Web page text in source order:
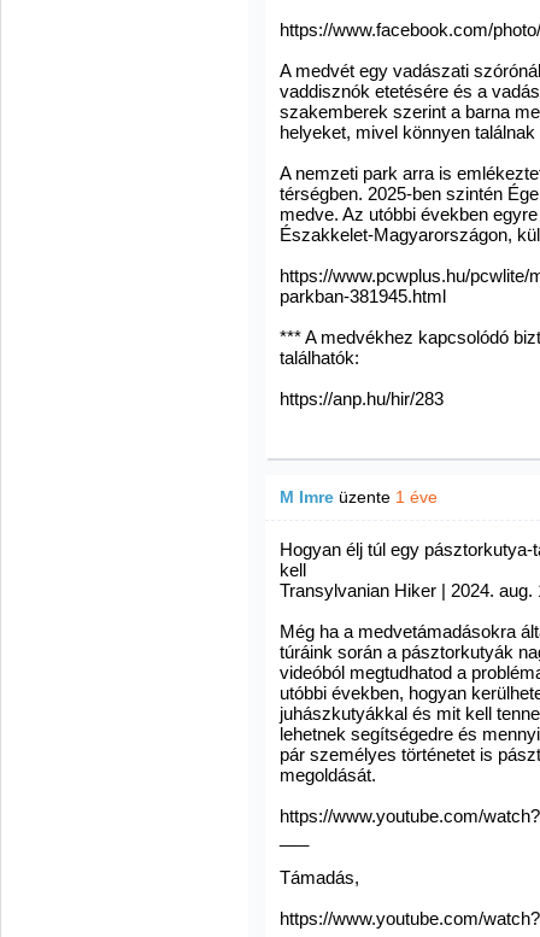
https://www.facebook.com/
A medvét egy vadászati
vaddisznók etetésére és a
szakemberek szerint a barna
helyeket, mivel könnyen találnak
A nemzeti park arra is
térségben. 2025-ben szintén
medve. Az utóbbi években
Északkelet-Magyarországon,
https://www.pcwplus.hu/
parkban-381945.html
*** A medvékhez kapcsolódó
találhatók:
https://anp.hu/hir/283
M Imre üzente 1 éve
Hogyan élj túl egy
kell
Transylvanian Hiker | 2024. aug.
Még ha a medvetámadásokra
túráink során a pásztorkutyák
videóból megtudhatod a
utóbbi években, hogyan
juhászkutyákkal és mit kell
lehetnek segítségedre és
pár személyes történetet is
megoldását.
https://www.youtube.com/
Támadás,
https://www.youtube.com/